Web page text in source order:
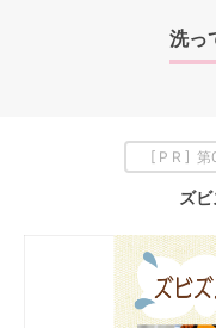
洗っ
[ P R ]
ズ